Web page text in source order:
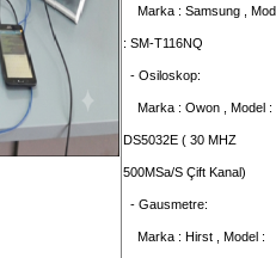
Marka : Samsung ,
: SM-T116NQ
- Osiloskop:
Marka : Owon , Model :
DS5032E ( 30 MHZ
500MSa/S Çift Kanal)
- Gausmetre:
Marka : Hirst , Model :